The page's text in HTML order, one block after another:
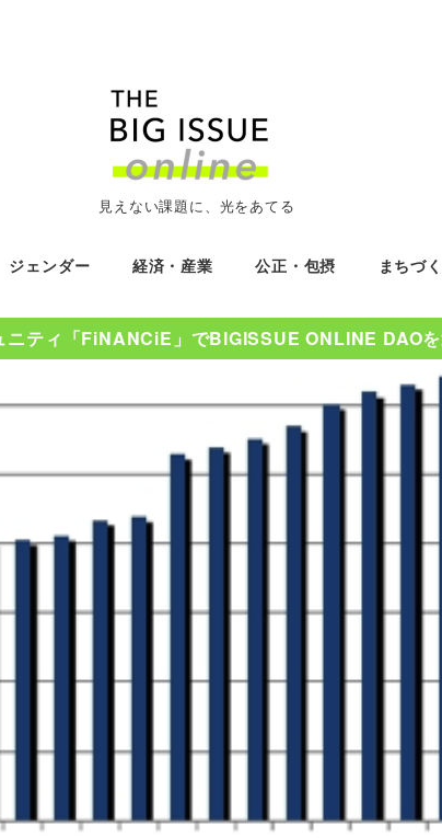
見えない課題に、光をあてる
ジェンダー 経済・産業 公正・包摂 まちづ
ニティ「FiNANCiE」でBIGISSUE ONLINE DAOを